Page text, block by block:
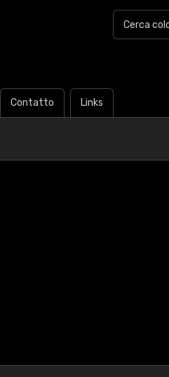
Contatto Links